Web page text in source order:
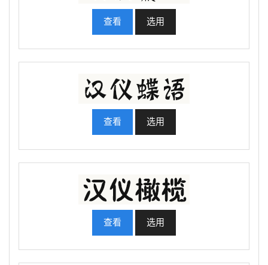
查看 选用
查看 选用
查看 选用